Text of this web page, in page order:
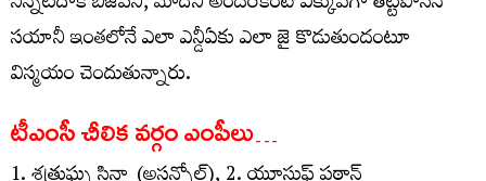
సయానీ ఇంత‌లోనే ఎలా ఎన్డీఏకు ఎలా జై కొడుతుంద‌ంటూ
విస్మయం చెందుతున్నారు.
టీఎంసీ చీలిక వర్గం ఎంపీలు…